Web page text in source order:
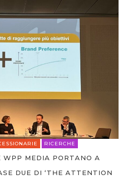
RICERCHE
WPP MEDIA PORTANO A
DUE DI ‘THE ATTENTION